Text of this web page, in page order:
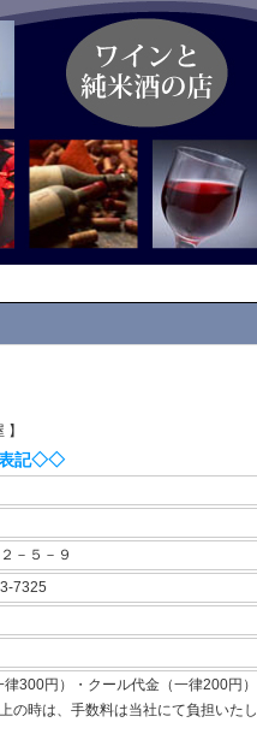
表記◇◇
－５－９
7325
300円）・クール代金（一律200円）
の時は、手数料は当社にて負担いたし